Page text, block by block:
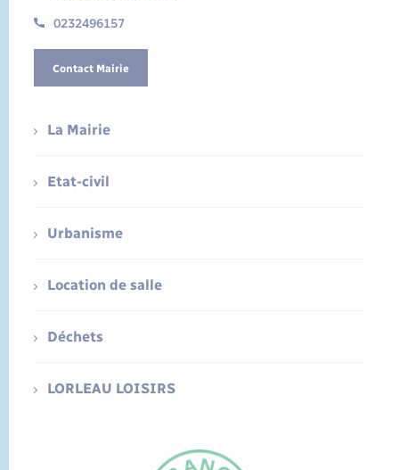
0232496157
Contact Mairie
La Mairie
Etat-civil
Urbanisme
Location de salle
Déchets
LORLEAU LOISIRS